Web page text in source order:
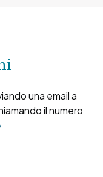
una email a
il numero